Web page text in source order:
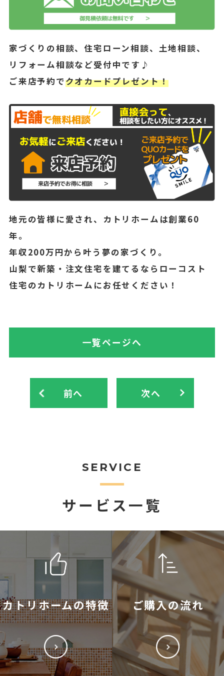
家づくりの相談、住宅ローン相談、土地相談、
リフォーム相談など受付中です♪
ご来店予約でクオカードプレゼント！
地元の皆様に愛され、カトリホームは創業60
年。
年収200万円から叶う夢の家づくり。
山梨で新築・注文住宅を建てるならローコスト
住宅のカトリホームにお任せください！
前へ
一覧ページへ
次へ
SERVICE
サービス一覧
カトリホームの特徴 ご購入の流れ